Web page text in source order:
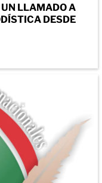
LLAMADO A
DESDE